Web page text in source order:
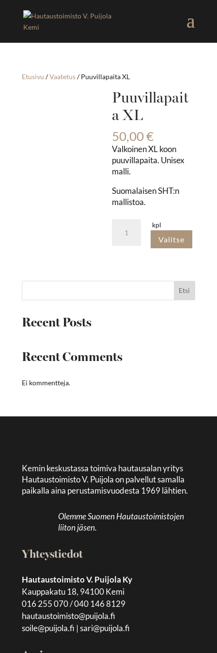
Etusivu /Vaatetus/ Puuvillapaita XL
Puuvillapait
a XL
50,00€
Valkoinen XL koon
puuvillapaita. Unisex
malli.
Suomalaisen SHT:n
mallistoa.
kpl
Valitse
Etsi
Recent Posts
Recent Comments
Ei kommentteja.
Kemin keskustassa toimiva hautausalan yritys
Hautaustoimisto V. Puijola on palvellut samalla
paikalla aina perustamisvuodesta 1969 lähtien.
Olemme Suomen Hautaustoimistojen
liiton jäsen.
Yhteystiedot
Hautaustoimisto V. Puijola Ky
Kauppakatu 18, 94100 Kemi
016 255 070 / 040 146 8129
hautaustoimisto@puijola.fi
soile@puijola.fi |sari@puijola.fi